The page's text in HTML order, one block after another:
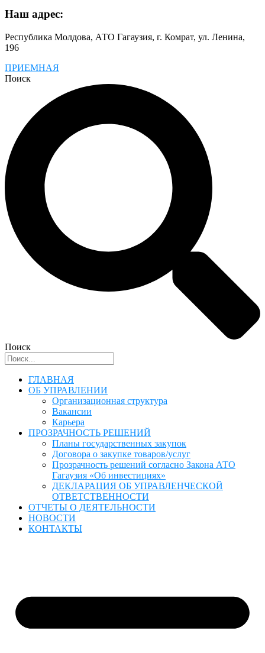
Наш адрес:
Республика Молдова, АТО Гагаузия, г. Комрат, ул. Ленина,
196
ПРИЕМНАЯ
Поиск
Поиск
ГЛАВНАЯ
ОБ УПРАВЛЕНИИ
Организационная структура
Вакансии
Карьера
ПРОЗРАЧНОСТЬ РЕШЕНИЙ
Планы государственных закупок
Договора о закупке товаров/услуг
Прозрачность решений согласно Закона АТО
Гагаузия «Об инвестициях»
ДЕКЛАРАЦИЯ ОБ УПРАВЛЕНЧЕСКОЙ
ОТВЕТСТВЕННОСТИ
ОТЧЕТЫ О ДЕЯТЕЛЬНОСТИ
НОВОСТИ
КОНТАКТЫ